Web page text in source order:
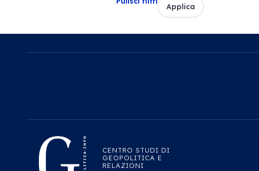
Applica
CENTRO STUDI DI
GEOPOLITICA E
RELAZIONI